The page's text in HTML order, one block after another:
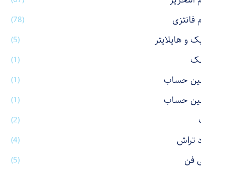
لوازم فانتزی (78)
ماژیک و هایلایتر (5)
ماسک (1)
ماشین حساب (1)
ماشین حساب (1)
ماگ (2)
مداد تراش (4)
مینی فن (5)